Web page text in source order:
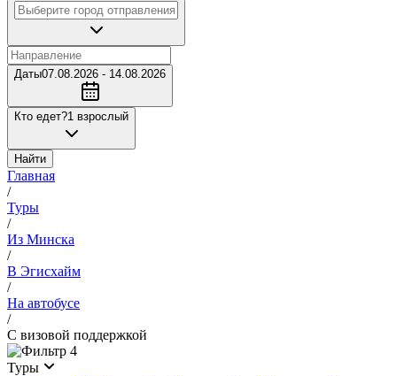
Даты07.08.2026 - 14.08.2026
Кто едет?1 взрослый
Найти
Главная
/
Туры
/
Из Минска
/
В Эгисхайм
/
На автобусе
/
С визовой поддержкой
4
Туры